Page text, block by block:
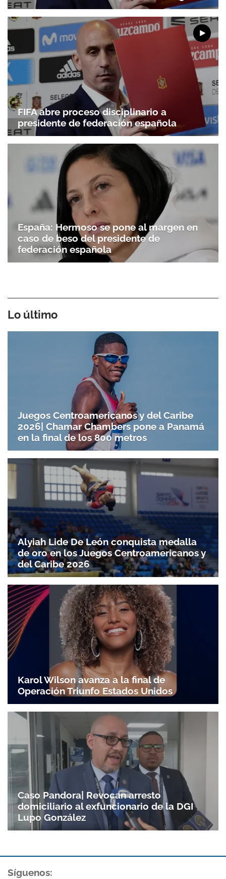
FIFA abre proceso disciplinario a
presidente de federación española
España: Hermoso se pone al margen en
caso de beso del presidente de
federación española
Lo último
Juegos Centroamericanos y del Caribe
2026| Chamar Chambers pone a Panamá
en la final de los 800 metros
Alyiah Lide De León conquista medalla
de oro en los Juegos Centroamericanos y
del Caribe 2026
Karol Wilson avanza a la final de
Operación Triunfo Estados Unidos
Caso Pandora| Revocan arresto
domiciliario al exfuncionario de la DGI
Lupo González
Síguenos: